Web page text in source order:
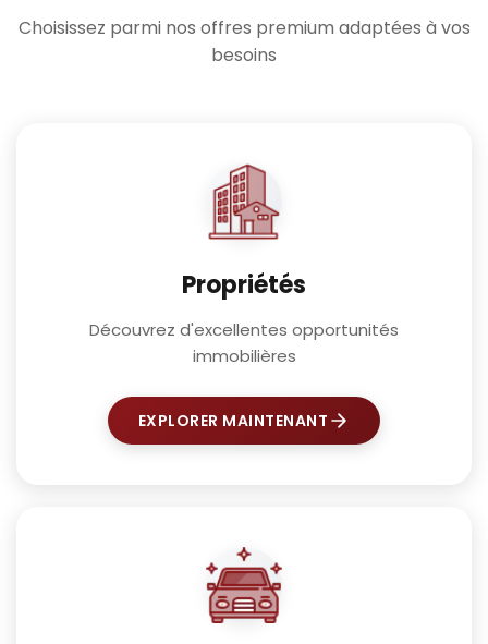
Choisissez parmi nos offres premium adaptées à vos
besoins
Propriétés
Découvrez d'excellentes opportunités
immobilières
EXPLORER MAINTENANT